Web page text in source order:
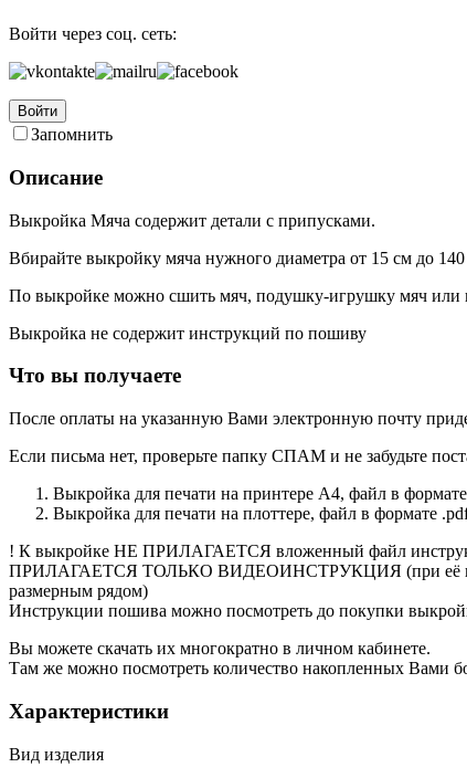
Войти через соц. сеть:
Войти
Запомнить
Описание
Выкройка Мяча содержит детали с припусками.
Вбирайте выкройку мяча нужного диаметра от 15 см до
По выкройке можно сшить мяч, подушку-игрушку мяч или
Выкройка не содержит инструкций по пошиву
Что вы получаете
После оплаты на указанную Вами электронную почту
Если письма нет, проверьте папку СПАМ и не забудьте
Выкройка для печати на принтере А4, файл в
Выкройка для печати на плоттере, файл в формате
! К выкройке НЕ ПРИЛАГАЕТСЯ вложенный файл
ПРИЛАГАЕТСЯ ТОЛЬКО ВИДЕОИНСТРУКЦИЯ (при её
размерным рядом)
Инструкции пошива можно посмотреть до покупки
Вы можете скачать их многократно в личном кабинете.
Там же можно посмотреть количество накопленных Вами
Характеристики
Вид изделия